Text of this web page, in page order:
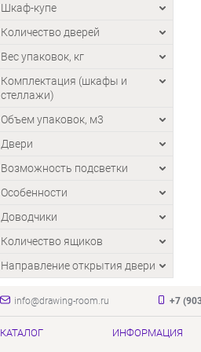
Шкаф-купе
Количество дверей
Вес упаковок, кг
Комплектация (шкафы и
стеллажи)
Объем упаковок, м3
Двери
Возможность подсветки
Особенности
Доводчики
Количество ящиков
Направление открытия двери
info@drawing-room.ru +7
КАТАЛОГ ИНФОРМАЦИЯ